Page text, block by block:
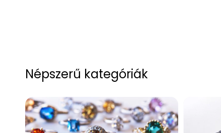
Népszerű kategóriák